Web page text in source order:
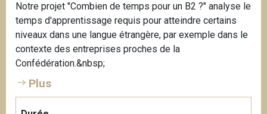
Notre projet "Combien de temps pour un B2 ?" analyse le
temps d'apprentissage requis pour atteindre certains
niveaux dans une langue étrangère, par exemple dans le
contexte des entreprises proches de la
Confédération.&nbsp;
Plus